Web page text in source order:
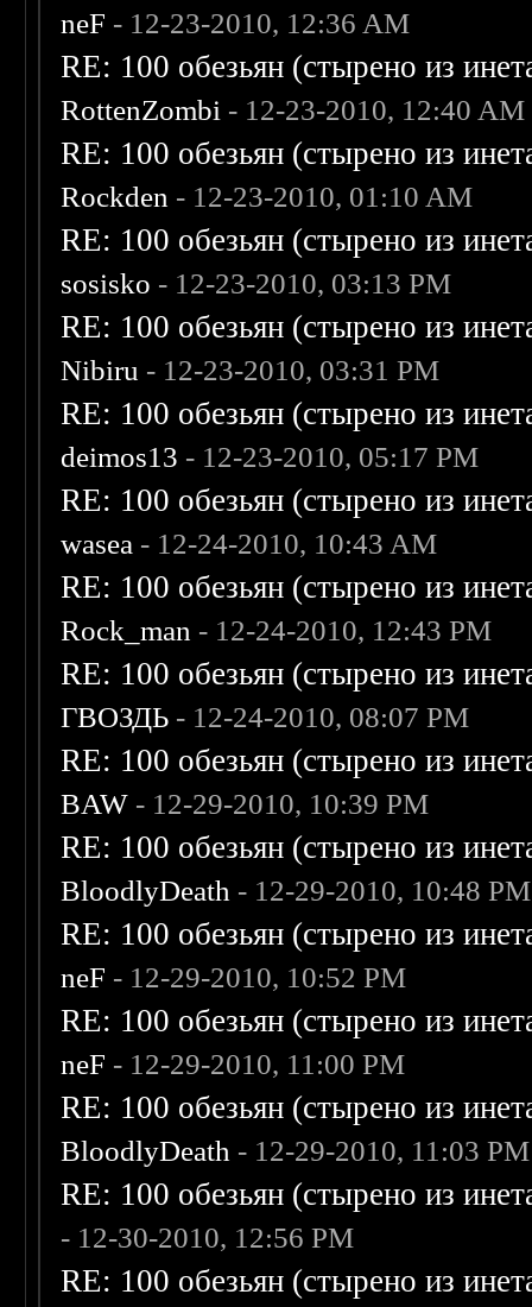
neF - 12-23-2010, 12:36 AM
RE: 100 обезьян (стырено из
RottenZombi - 12-23-2010, 12:40 AM
RE: 100 обезьян (стырено из
Rockden - 12-23-2010, 01:10 AM
RE: 100 обезьян (стырено из
sosisko - 12-23-2010, 03:13 PM
RE: 100 обезьян (стырено из
Nibiru - 12-23-2010, 03:31 PM
RE: 100 обезьян (стырено из
deimos13 - 12-23-2010, 05:17 PM
RE: 100 обезьян (стырено из
wasea - 12-24-2010, 10:43 AM
RE: 100 обезьян (стырено из
Rock_man - 12-24-2010, 12:43 PM
RE: 100 обезьян (стырено из
ГВОЗДЬ - 12-24-2010, 08:07 PM
RE: 100 обезьян (стырено из
BAW - 12-29-2010, 10:39 PM
RE: 100 обезьян (стырено из
BloodlyDeath - 12-29-2010, 10:48 PM
RE: 100 обезьян (стырено из
neF - 12-29-2010, 10:52 PM
RE: 100 обезьян (стырено из
neF - 12-29-2010, 11:00 PM
RE: 100 обезьян (стырено из
BloodlyDeath - 12-29-2010, 11:03 PM
RE: 100 обезьян (стырено из
- 12-30-2010, 12:56 PM
RE: 100 обезьян (стырено из